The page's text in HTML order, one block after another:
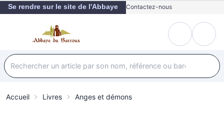
Se rendre sur le site de l'Abbaye Contactez-nous
Accueil Livres Anges et démons